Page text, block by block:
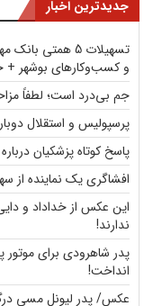
جدیدترین اخبار
تسهیلات 5 همتی
و کسب‌وکارهای بوشهر +
جم بی‌درد است؛ لطفاً
پرسپولیس و استقلال
پاسخ کوتاه پزشکیان
افشاگری یک نماینده از
این عکس از خداداد و
ندارند!
پدر شاهرودی برای
انداخت!
عکس/ پدر لیونل مسی